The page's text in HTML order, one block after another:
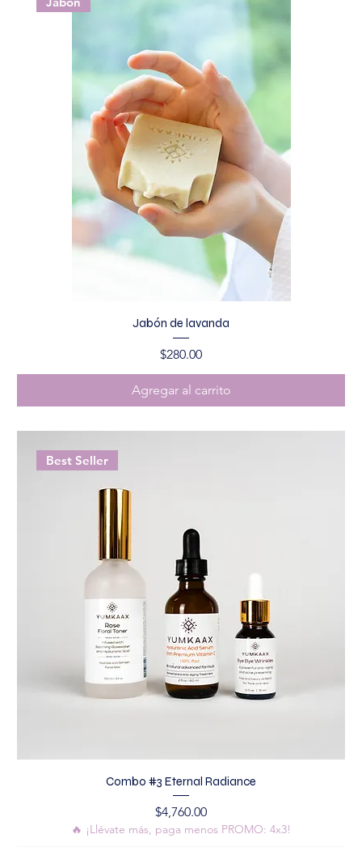
Jabón de lavanda
Precio
$280.00
Agregar al carrito
Best Seller
Combo #3 Eternal Radiance
Precio
$4,760.00
🔥 ¡Llévate más, paga menos PROMO: 4x3!